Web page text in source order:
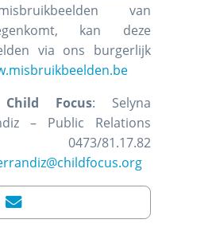
van
kan deze
via ons burgerlijk
Child Focus: Selyna
– Public Relations
0473/81.17.82